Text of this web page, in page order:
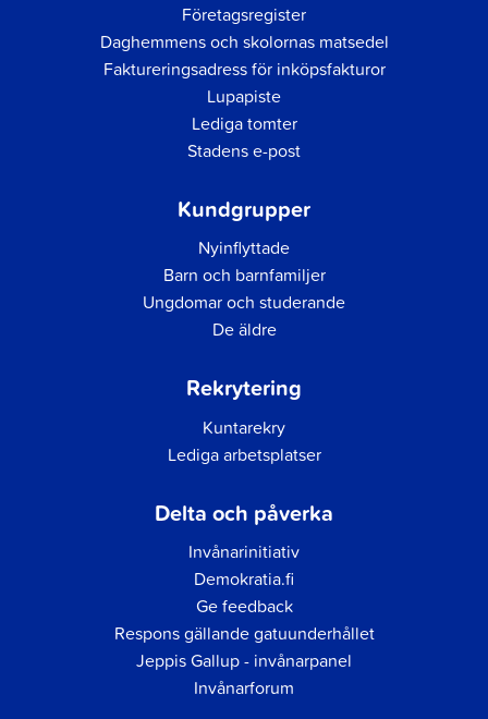
Företagsregister
Daghemmens och skolornas matsedel
Faktureringsadress för inköpsfakturor
Lupapiste
Lediga tomter
Stadens e-post
Kundgrupper
Nyinflyttade
Barn och barnfamiljer
Ungdomar och studerande
De äldre
Rekrytering
Kuntarekry
Lediga arbetsplatser
Delta och påverka
Invånarinitiativ
Demokratia.fi
Ge feedback
Respons gällande gatuunderhållet
Jeppis Gallup - invånarpanel
Invånarforum